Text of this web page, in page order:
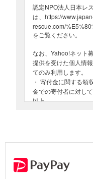
珠洲市の様子（2024年10月20
認定NPO法人日本レ
は、https://
rescue.com/
をご覧ください。
なお、Yahoo!ネット
提供を受けた個人情
てのみ利用します。
・ 寄付金に関する領
金での寄付者に対し
以上